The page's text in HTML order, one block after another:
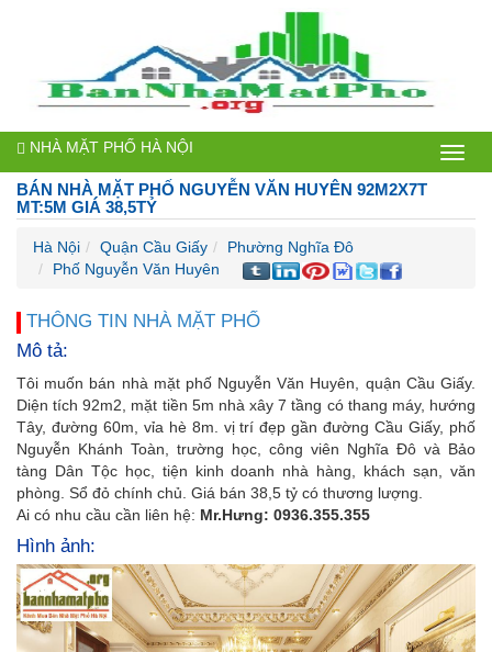
Bán
NHÀ MẶT PHỐ HÀ NỘI
BÁN NHÀ MẶT PHỐ NGUYỄN VĂN HUYÊN 92M2X7T
MT:5M GIÁ 38,5TỶ
Hà Nội Quận Cầu Giấy
Phường Nghĩa Đô
Phố Nguyễn Văn Huyên
THÔNG TIN NHÀ MẶT PHỐ
Mô tả:
Tôi muốn bán nhà mặt phố Nguyễn Văn Huyên, quận Cầu Giấy.
Diện tích 92m2, mặt tiền 5m nhà xây 7 tầng có thang máy, hướng
Tây, đường 60m, vỉa hè 8m. vị trí đẹp gần đường Cầu Giấy, phố
Nguyễn Khánh Toàn, trường học, công viên Nghĩa Đô và Bảo
tàng Dân Tộc học, tiện kinh doanh nhà hàng, khách sạn, văn
phòng. Sổ đỏ chính chủ. Giá bán 38,5 tỷ có thương lượng.
Ai có nhu cầu cần liên hệ: Mr.Hưng: 0936.355.355
Hình ảnh: